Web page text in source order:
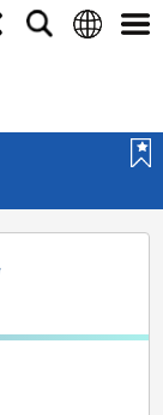
搜
語
選